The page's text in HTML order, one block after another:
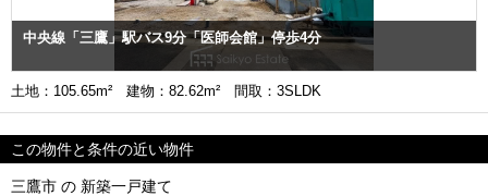
中央線「三鷹」駅バス9分「医師会館」停歩4分
土地：105.65m² 建物：82.62m² 間取：3SLDK
この物件と条件の近い物件
三鷹市 の 新築一戸建て